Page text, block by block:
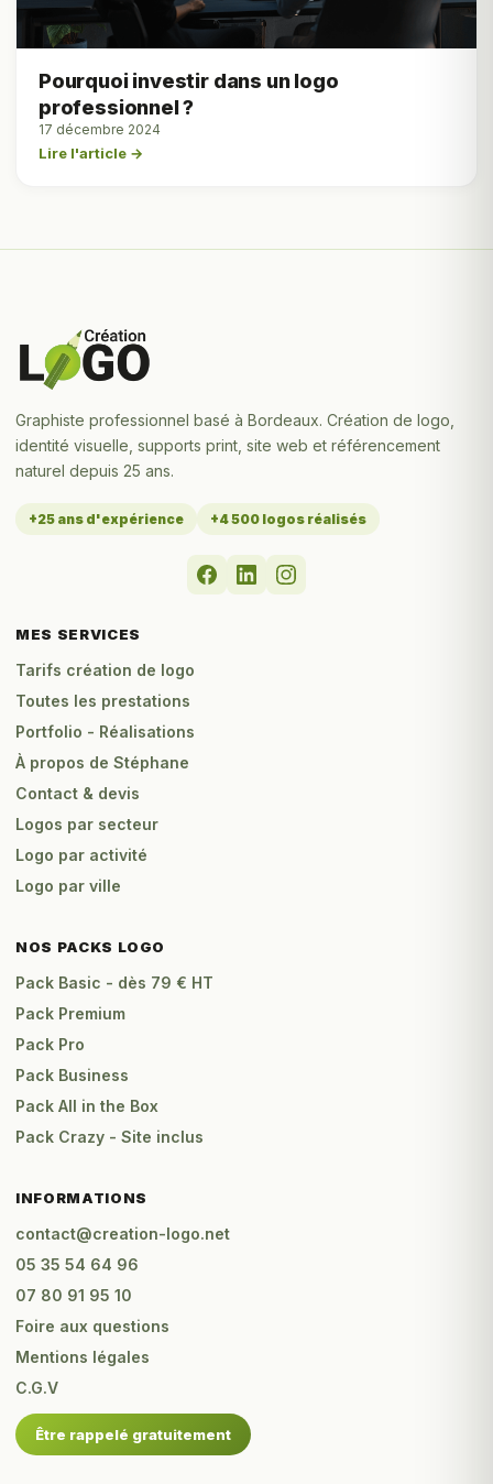
Pourquoi investir dans un logo
professionnel ?
17 décembre 2024
Lire l'article →
Graphiste professionnel basé à Bordeaux. Création de logo,
identité visuelle, supports print, site web et référencement
naturel depuis 25 ans.
+25 ans d'expérience +4 500 logos réalisés
MES SERVICES
Tarifs création de logo
Toutes les prestations
Portfolio - Réalisations
À propos de Stéphane
Contact & devis
Logos par secteur
Logo par activité
Logo par ville
NOS PACKS LOGO
Pack Basic - dès 79 € HT
Pack Premium
Pack Pro
Pack Business
Pack All in the Box
Pack Crazy - Site inclus
INFORMATIONS
contact@creation-logo.net
05 35 54 64 96
07 80 91 95 10
Foire aux questions
Mentions légales
C.G.V
Être rappelé gratuitement